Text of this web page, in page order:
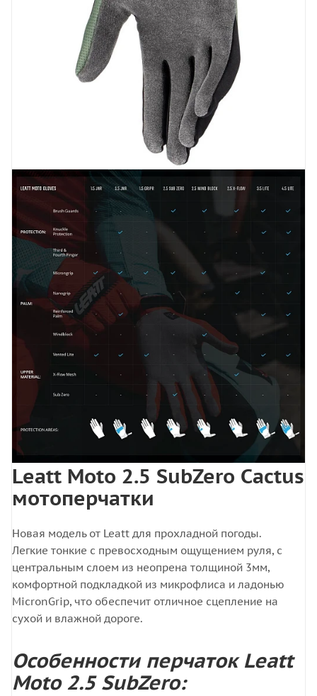
Leatt Moto 2.5 SubZero Cactus
мотоперчатки
Новая модель от Leatt для прохладной погоды.
Легкие тонкие с превосходным ощущением руля, с
центральным слоем из неопрена толщиной 3мм,
комфортной подкладкой из микрофлиса и ладонью
MicronGrip, что обеспечит отличное сцепление на
сухой и влажной дороге.
Особенности перчаток Leatt
Moto 2.5 SubZero: